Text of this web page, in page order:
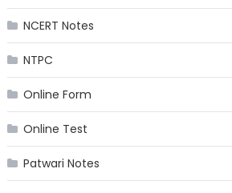
NCERT Notes
NTPC
Online Form
Online Test
Patwari Notes